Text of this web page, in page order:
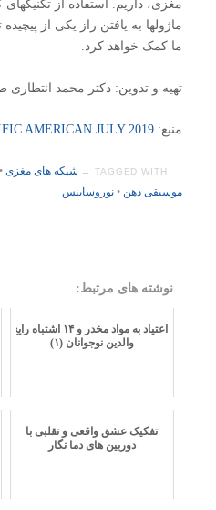
مغزی، داریم. استفاده از
ماژولها به یافتن راز یکی از
ما کمک خواهد کرد.
تهیه و تدوین: دکتر محمد
منبع: AMERICAN JULY 2019
TAGGED WITH → شبکه های مغزی
موسیقی ذهن • نوروساینس
نوشته های مرتبط:
اعتیاد به مواد مخدر و ١۴ اشتباه رایج
والدین نوجوانان (۱)
تفکیک عشق واقعی و تقلبی با
دوربین های دما نگار